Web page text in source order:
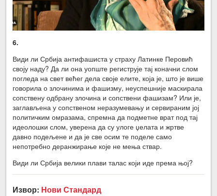
6.
Види ли Србија антифашиста у страху Латинке Перовић
своју наду? Да ли она уопште региструје тај коначни слом
погледа на свет већег дела своје елите, која је, што је више
говорила о злочинима и фашизму, неуспешније маскирала
сопствену одбрану злочина и сопствени фашизам? Или је,
заглављена у сопственом неразумевању и сервираним јој
политичким омразама, спремна да подметне врат под тај
идеолошки слом, уверена да су улоге џелата и жртве
давно подељене и да је све осим те поделе само
непотребно деранжирање које не мења ствар.
Види ли Србија велики плави талас који иде према њој?
Извор: Нови Стандард